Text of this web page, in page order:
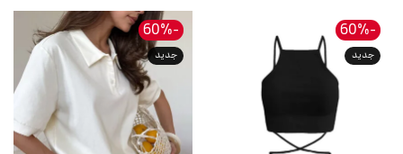
-60%
جدید
-60%
جدید